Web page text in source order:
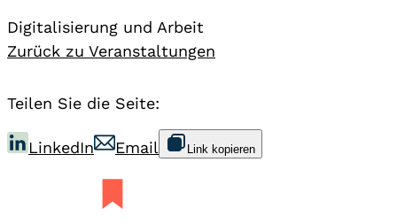
Digitalisierung und Arbeit
Zurück zu Veranstaltungen
Teilen Sie die Seite:
LinkedIn Email Link kopieren